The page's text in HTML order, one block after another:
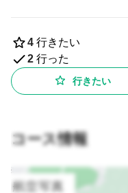
4 行きたい
2 行った
行きたい
コース情報